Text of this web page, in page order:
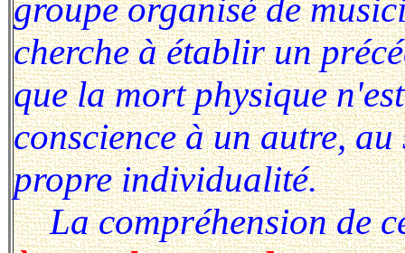
groupe organisé de
cherche à établir un
que la mort physique
conscience à un autre,
propre individualité.
La compréhension de